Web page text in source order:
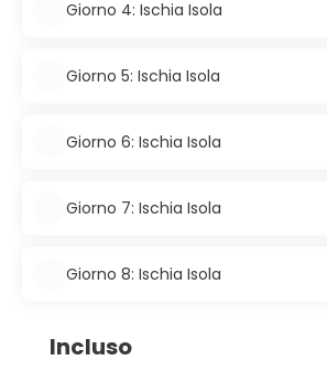
Giorno 4: Ischia Isola
Giorno 5: Ischia Isola
Giorno 6: Ischia Isola
Giorno 7: Ischia Isola
Giorno 8: Ischia Isola
Incluso